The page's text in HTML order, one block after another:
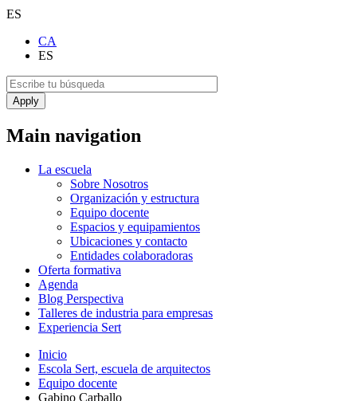
ES
CA
ES
Main navigation
La escuela
Sobre Nosotros
Organización y estructura
Equipo docente
Espacios y equipamientos
Ubicaciones y contacto
Entidades colaboradoras
Oferta formativa
Agenda
Blog Perspectiva
Talleres de industria para empresas
Experiencia Sert
Inicio
Escola Sert, escuela de arquitectos
Equipo docente
Gabino Carballo